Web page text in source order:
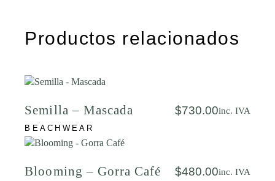
Productos relacionados
Semilla – Mascada
BEACHWEAR
$730.00inc. IVA
Blooming – Gorra Café $480.00inc. IVA